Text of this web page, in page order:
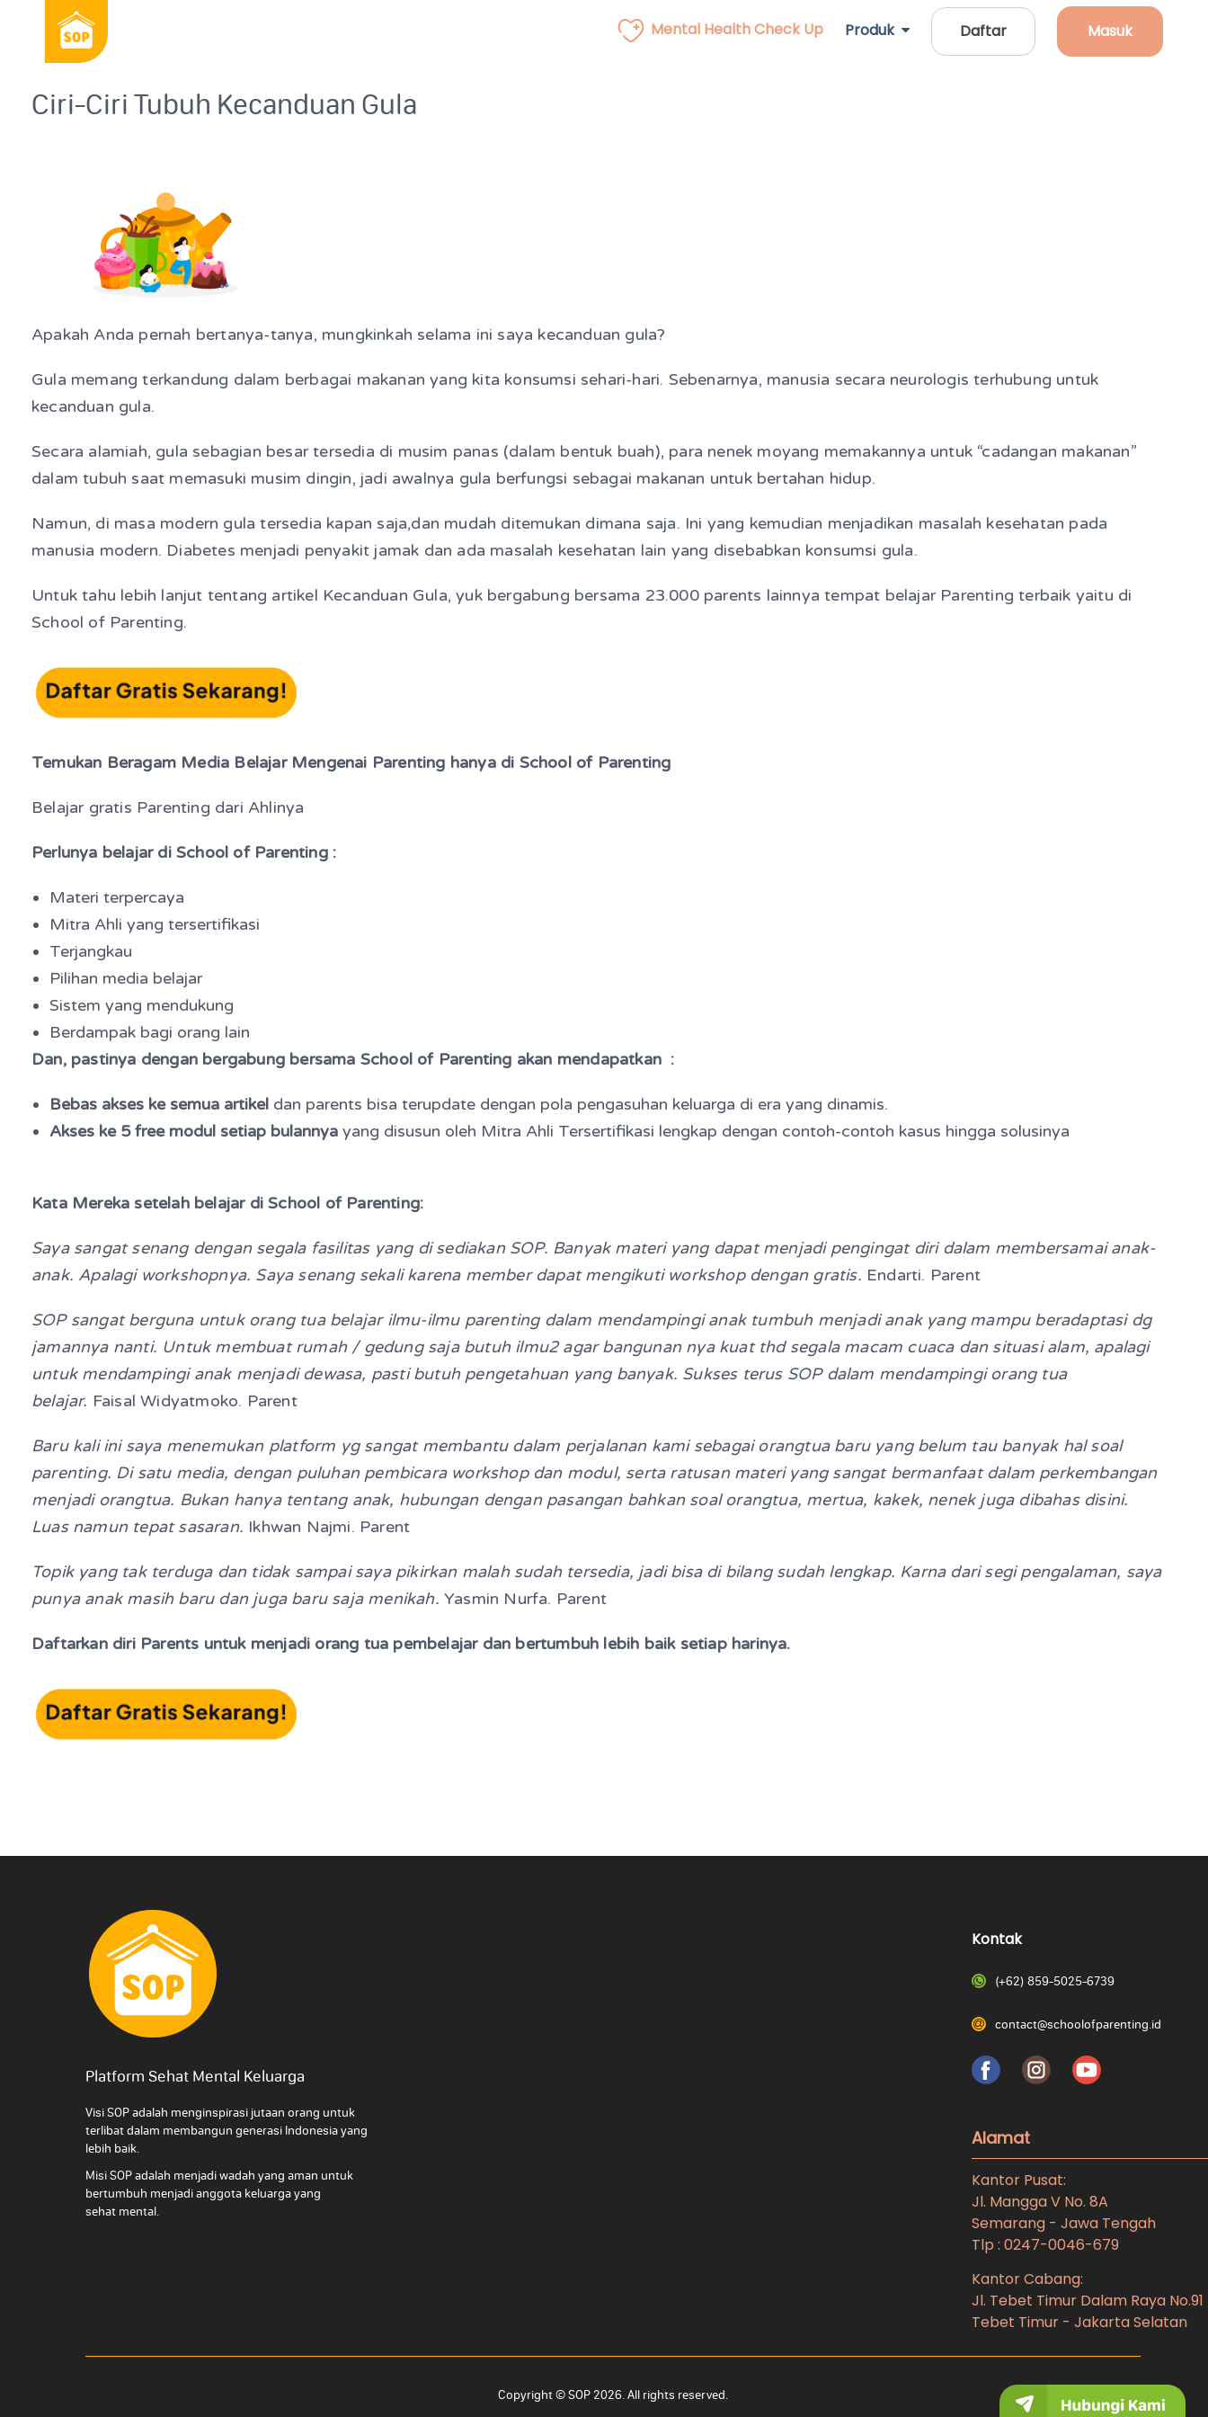
Mental Health Check Up Produk Daftar Masuk
Ciri-Ciri Tubuh Kecanduan Gula
Apakah Anda pernah bertanya-tanya, mungkinkah selama ini saya kecanduan gula?
Gula memang terkandung dalam berbagai makanan yang kita konsumsi sehari-hari. Sebenarnya, manusia secara neurologis terhubung untuk
kecanduan gula.
Secara alamiah, gula sebagian besar tersedia di musim panas (dalam bentuk buah), para nenek moyang memakannya untuk “cadangan makanan”
dalam tubuh saat memasuki musim dingin, jadi awalnya gula berfungsi sebagai makanan untuk bertahan hidup.
Namun, di masa modern gula tersedia kapan saja,dan mudah ditemukan dimana saja. Ini yang kemudian menjadikan masalah kesehatan pada
manusia modern. Diabetes menjadi penyakit jamak dan ada masalah kesehatan lain yang disebabkan konsumsi gula.
Untuk tahu lebih lanjut tentang artikel Kecanduan Gula, yuk bergabung bersama 23.000 parents lainnya tempat belajar Parenting terbaik yaitu di
School of Parenting.
Temukan Beragam Media Belajar Mengenai Parenting hanya di School of Parenting
Belajar gratis Parenting dari Ahlinya
Perlunya belajar di School of Parenting :
Materi terpercaya
Mitra Ahli yang tersertifikasi
Terjangkau
Pilihan media belajar
Sistem yang mendukung
Berdampak bagi orang lain
Dan, pastinya dengan bergabung bersama School of Parenting akan mendapatkan :
Bebas akses ke semua artikel dan parents bisa terupdate dengan pola pengasuhan keluarga di era yang dinamis.
Akses ke 5 free modul setiap bulannya yang disusun oleh Mitra Ahli Tersertifikasi lengkap dengan contoh-contoh kasus hingga solusinya
Kata Mereka setelah belajar di School of Parenting:
Saya sangat senang dengan segala fasilitas yang di sediakan SOP. Banyak materi yang dapat menjadi pengingat diri dalam membersamai anak-
anak. Apalagi workshopnya. Saya senang sekali karena member dapat mengikuti workshop dengan gratis. Endarti. Parent
SOP sangat berguna untuk orang tua belajar ilmu-ilmu parenting dalam mendampingi anak tumbuh menjadi anak yang mampu beradaptasi dg
jamannya nanti. Untuk membuat rumah / gedung saja butuh ilmu2 agar bangunan nya kuat thd segala macam cuaca dan situasi alam, apalagi
untuk mendampingi anak menjadi dewasa, pasti butuh pengetahuan yang banyak. Sukses terus SOP dalam mendampingi orang tua
belajar. Faisal Widyatmoko. Parent
Baru kali ini saya menemukan platform yg sangat membantu dalam perjalanan kami sebagai orangtua baru yang belum tau banyak hal soal
parenting. Di satu media, dengan puluhan pembicara workshop dan modul, serta ratusan materi yang sangat bermanfaat dalam perkembangan
menjadi orangtua. Bukan hanya tentang anak, hubungan dengan pasangan bahkan soal orangtua, mertua, kakek, nenek juga dibahas disini.
Luas namun tepat sasaran. Ikhwan Najmi. Parent
Topik yang tak terduga dan tidak sampai saya pikirkan malah sudah tersedia, jadi bisa di bilang sudah lengkap. Karna dari segi pengalaman, saya
punya anak masih baru dan juga baru saja menikah.Yasmin Nurfa. Parent
Daftarkan diri Parents untuk menjadi orang tua pembelajar dan bertumbuh lebih baik setiap harinya.
Platform Sehat Mental Keluarga
Visi SOP adalah menginspirasi jutaan orang untuk
terlibat dalam membangun generasi Indonesia yang
lebih baik.
Misi SOP adalah menjadi wadah yang aman untuk
bertumbuh menjadi anggota keluarga yang
sehat mental.
Kontak
(+62) 859-5025-6739
contact@schoolofparenting.id
Alamat
Kantor Pusat:
Jl. Mangga V No. 8A
Semarang - Jawa Tengah
Tlp : 0247-0046-679
Kantor Cabang:
Jl. Tebet Timur Dalam Raya No.91
Tebet Timur - Jakarta Selatan
Copyright © SOP 2026.All rights reserved.